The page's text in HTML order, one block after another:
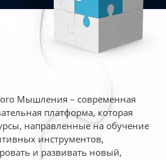
Мышления – современная
платформа, которая
направленные на обучение
инструментов,
и развивать новый,